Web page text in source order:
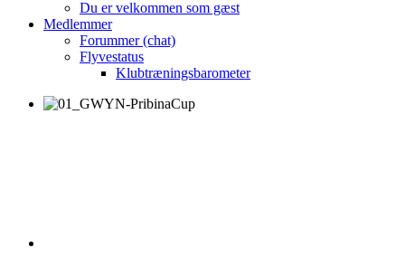
Du er velkommen som gæst
Medlemmer
Forummer (chat)
Flyvestatus
Klubtræningsbarometer